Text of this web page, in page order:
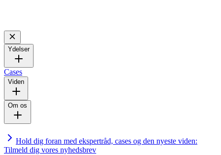
Ydelser
Cases
Viden
Om os
Hold dig foran med ekspertråd, cases og den nyeste viden:
Tilmeld dig vores nyhedsbrev